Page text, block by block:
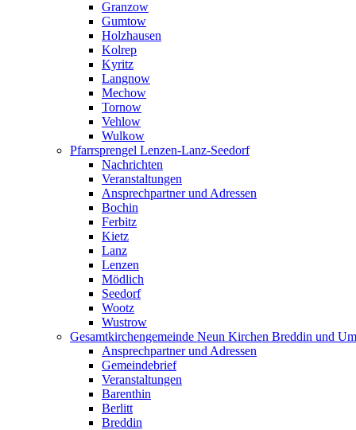
Granzow
Gumtow
Holzhausen
Kolrep
Kyritz
Langnow
Mechow
Tornow
Vehlow
Wulkow
Pfarrsprengel Lenzen-Lanz-Seedorf
Nachrichten
Veranstaltungen
Ansprechpartner und Adressen
Bochin
Ferbitz
Kietz
Lanz
Lenzen
Mödlich
Seedorf
Wootz
Wustrow
Gesamtkirchengemeinde Neun Kirchen Breddin und
Ansprechpartner und Adressen
Gemeindebrief
Veranstaltungen
Barenthin
Berlitt
Breddin